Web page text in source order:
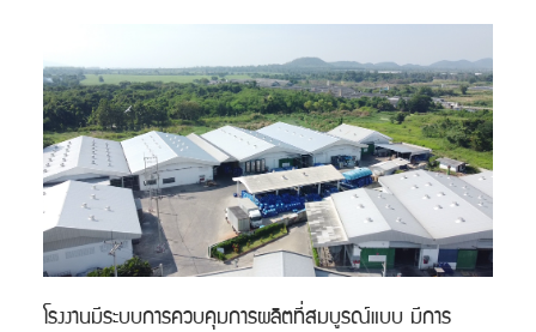
โรงงานมีระบบการควบคุมการผลิตที่สมบูรณ์แบบ มีการ